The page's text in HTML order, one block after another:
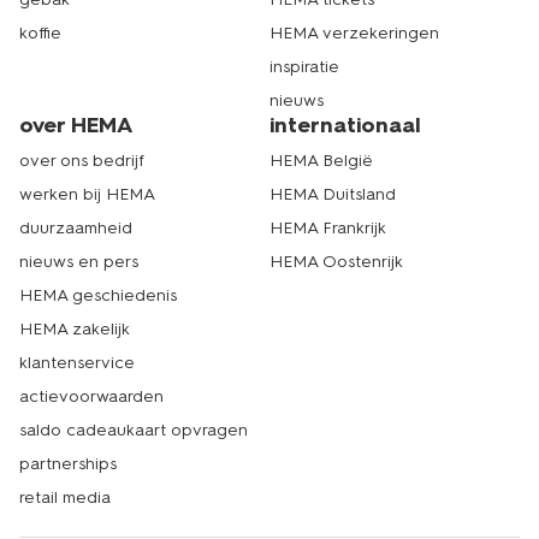
rugzakken
en handigeknuffelsleutelhanger
voor aan je sleutelbos? Bekijk deschoolspullen lijst
HEMA voor een overzicht van alle onmisbare spullen
voor in de schooltas. Shop jouw schrijfwaren en andere
schoolspullen in de winkel of bestel ze gemakkelijk
online. Wij zorgen er dan voor dat je jouw bestelling zo
snel mogelijk thuis ontvangt. Op naar een goed
koffie
HEMA verzekeringen
inspiratie
nieuws
over HEMA
over ons bedrijf
werken bij HEMA
duurzaamheid
nieuws en pers
HEMA geschiedenis
HEMA zakelijk
klantenservice
actievoorwaarden
saldo cadeaukaart opvragen
partnerships
retail media
internationaal
HEMA België
HEMA Duitsland
HEMA Frankrijk
HEMA Oostenrijk